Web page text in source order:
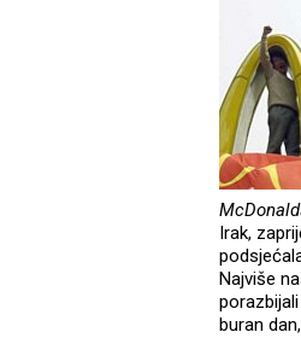
Irak,
Najviše
buran